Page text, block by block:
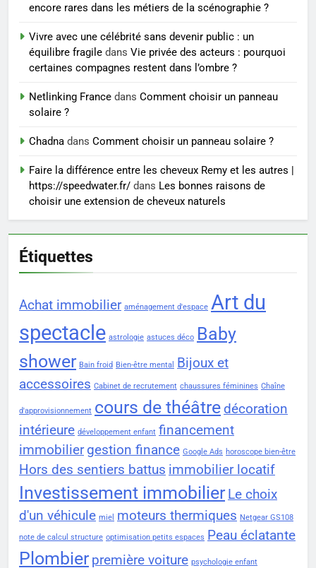
8
Les 4 principales différences
entre un cabinet BPO et un
freelance
ENTREPRISE
encore rares dans les métiers de la scénographie ?
Vivre avec une célébrité sans devenir public : un
équilibre fragile dans Vie privée des acteurs : pourquoi
certaines compagnes restent dans l’ombre ?
Netlinking France dans Comment choisir un panneau
solaire ?
Chadna dans Comment choisir un panneau solaire ?
Faire la différence entre les cheveux Remy et les autres |
https://speedwater.fr/ dans Les bonnes raisons de
choisir une extension de cheveux naturels
Étiquettes
Achat immobilier aménagement d'espace Art du
spectacle astrologie astuces déco Baby
shower Bain froid Bien-être mental
Bijoux et
accessoires Cabinet de recrutement chaussures féminines Chaîne
d'approvisionnement cours de théâtre décoration
intérieure développement enfant financement
immobilier gestion finance Google Ads horoscope bien-être
Hors des sentiers battus immobilier locatif
Investissement immobilier Le choix
d'un véhicule miel moteurs thermiques Netgear GS108
note de calcul structure optimisation petits espaces Peau éclatante
Plombier première voiture psychologie enfant